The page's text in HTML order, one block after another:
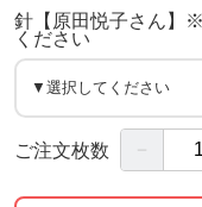
針【原田悦子さん】
ください
ご注文枚数 －